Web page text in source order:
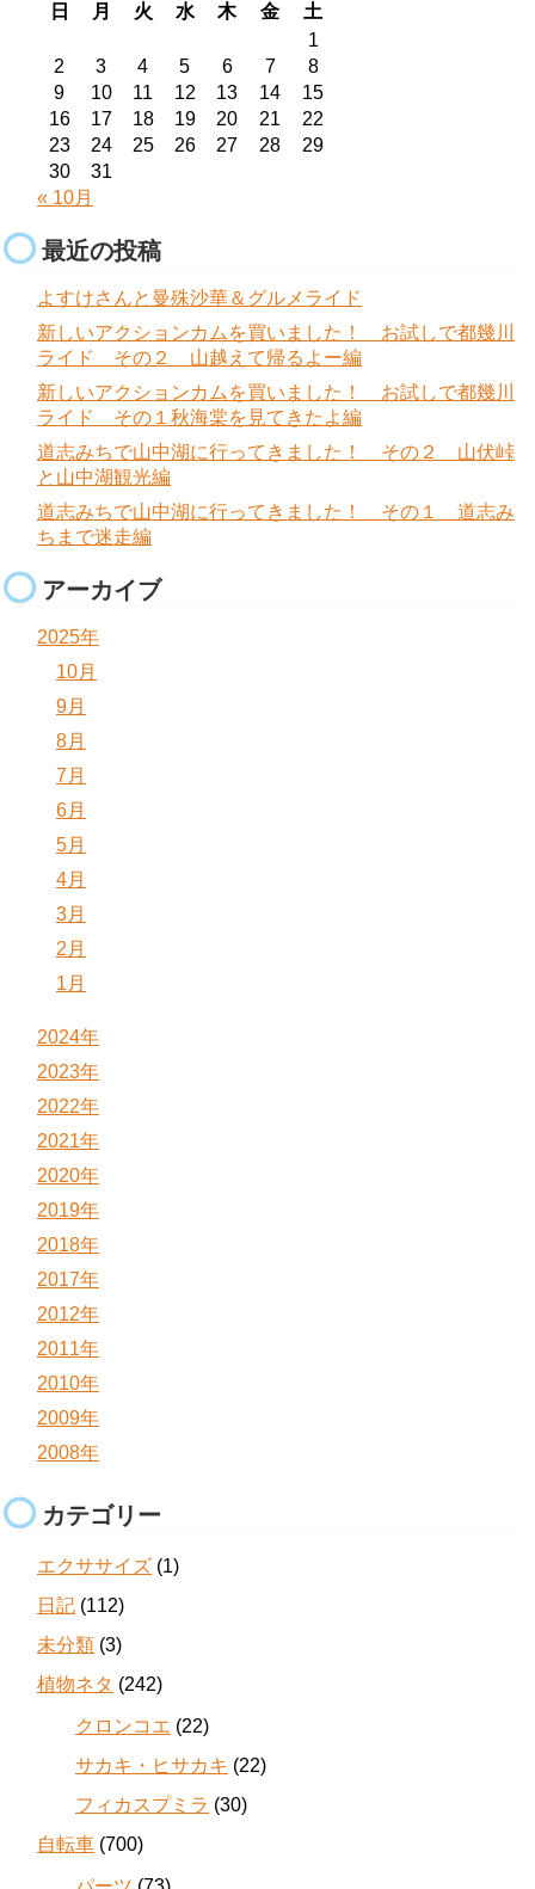
日
月 火 水 木 金
土
1
2
3 4 5 6 7
8
9
10 11 12 13 14
15
16
17 18 19 20 21
22
23
24 25 26 27 28
29
30
31
« 10月
最近の投稿
よすけさんと曼殊沙華＆グルメライド
新しいアクションカムを買いました！ お試しで都幾川
ライド その２ 山越えて帰るよー編
新しいアクションカムを買いました！ お試しで都幾川
ライド その１秋海棠を見てきたよ編
道志みちで山中湖に行ってきました！ その２ 山伏峠
と山中湖観光編
道志みちで山中湖に行ってきました！ その１ 道志み
ちまで迷走編
アーカイブ
2025年
10月
9月
8月
7月
6月
5月
4月
3月
2月
1月
2024年
2023年
2022年
2021年
2020年
2019年
2018年
2017年
2012年
2011年
2010年
2009年
2008年
カテゴリー
エクササイズ (1)
日記 (112)
未分類 (3)
植物ネタ (242)
クロンコエ (22)
サカキ・ヒサカキ (22)
フィカスプミラ (30)
自転車 (700)